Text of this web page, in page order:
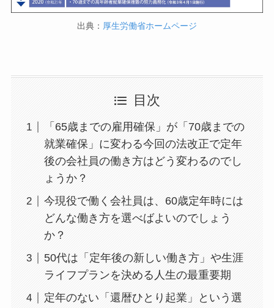
出典： 厚生労働省ホームページ
目次
「65歳までの雇用確保」が「70歳までの
就業確保」に変わる今回の法改正で定年
後の会社員の働き方はどう変わるのでし
ょうか？
今現役で働く会社員は、60歳定年時には
どんな働き方を選べばよいのでしょう
か？
50代は「定年後の新しい働き方」や生涯
ライフプランを決める人生の最重要期
定年のない「還暦ひとり起業」という選